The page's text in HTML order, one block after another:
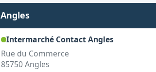
Angles
Intermarché Contact Angles,
Rue du Commerce
85750 Angles